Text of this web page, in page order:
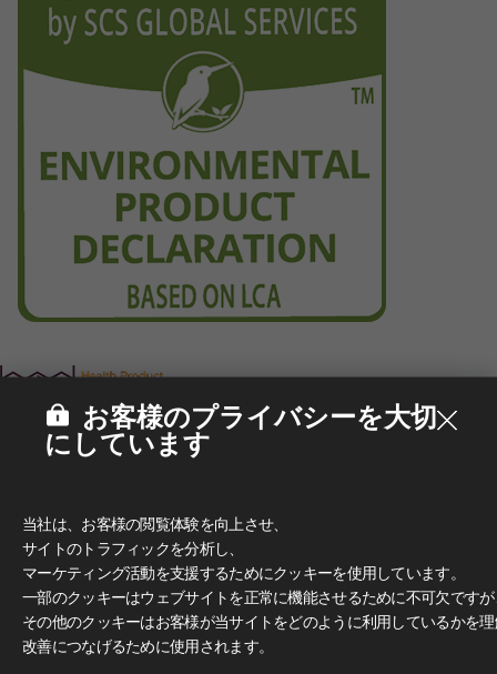
お客様のプライバシーを大切
にしています
当社は、お客様の閲覧体験を向上させ、
サイトのトラフィックを分析し、
マーケティング活動を支援するためにクッキーを使用しています。
一部のクッキーはウェブサイトを正常に機能させるために不可欠です
その他のクッキーはお客様が当サイトをどのように利用しているかを
改善につなげるために使用されます。